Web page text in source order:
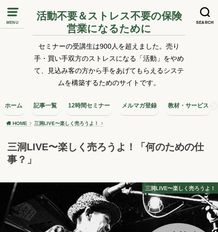
MENU SEARCH
活動不要＆ストレス不要の保険
営業になるために
セミナーの受講生は900人を超えました。売り
手・買い手双方のストレスになる「活動」をやめ
て、見込み客の方から手をあげてもらえるシステ
ムを構築するためのサイトです。
ホーム 記事一覧 12時間セミナー メルマガ登録 教材・サービス
HOME 三洞LIVE〜楽しく売ろうよ！
三洞LIVE〜楽しく売ろうよ！「何のための仕
事？」
三洞LIVE〜楽しく売ろうよ！